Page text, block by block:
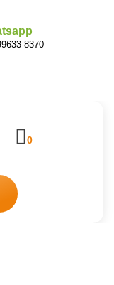
8370
0